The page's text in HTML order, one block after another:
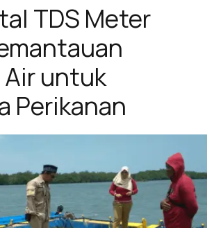
TDS Meter
untuk
Perikanan